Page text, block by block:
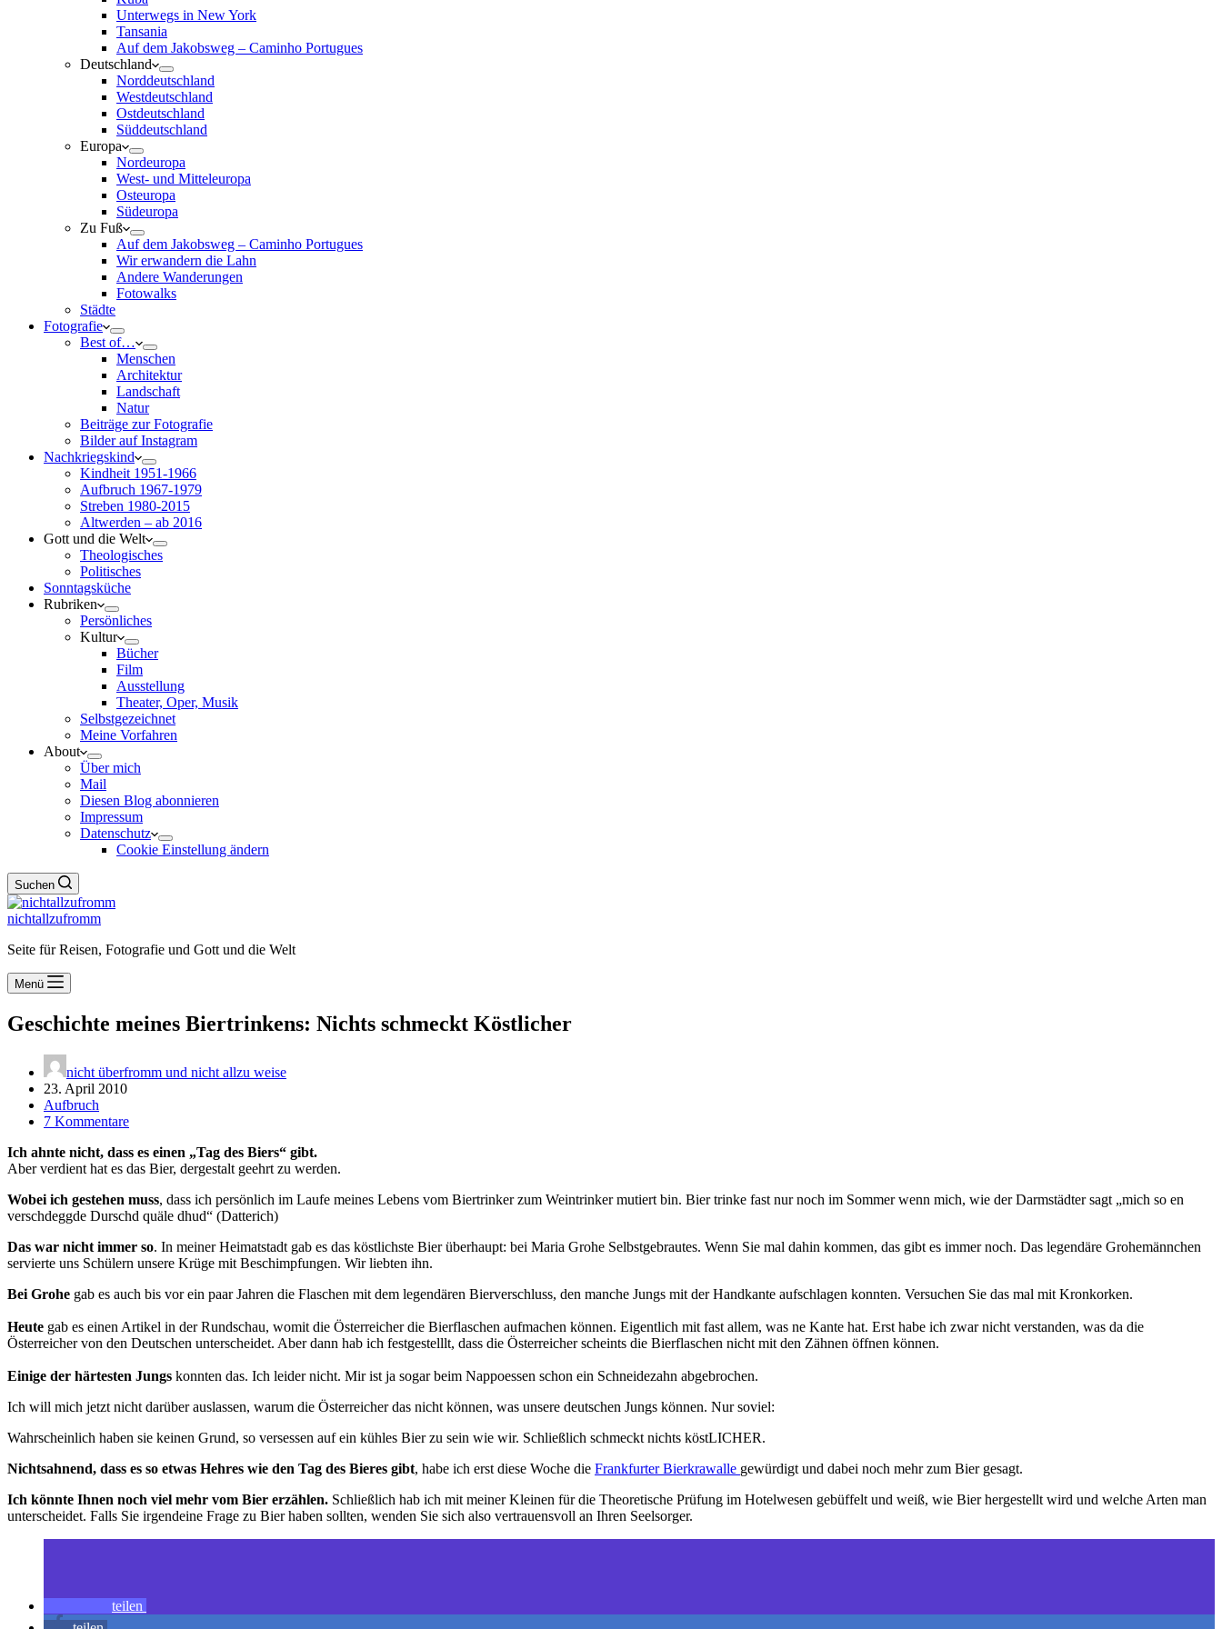
Unterwegs in New York
Tansania
Auf dem Jakobsweg – Caminho Portugues
Deutschland
Norddeutschland
Westdeutschland
Ostdeutschland
Süddeutschland
Europa
Nordeuropa
West- und Mitteleuropa
Osteuropa
Südeuropa
Zu Fuß
Auf dem Jakobsweg – Caminho Portugues
Wir erwandern die Lahn
Andere Wanderungen
Fotowalks
Städte
Fotografie
Best of…
Menschen
Architektur
Landschaft
Natur
Beiträge zur Fotografie
Bilder auf Instagram
Nachkriegskind
Kindheit 1951-1966
Aufbruch 1967-1979
Streben 1980-2015
Altwerden – ab 2016
Gott und die Welt
Theologisches
Politisches
Sonntagsküche
Rubriken
Persönliches
Kultur
Bücher
Film
Ausstellung
Theater, Oper, Musik
Selbstgezeichnet
Meine Vorfahren
About
Über mich
Mail
Diesen Blog abonnieren
Impressum
Datenschutz
Cookie Einstellung ändern
Suchen
nichtallzufromm
Seite für Reisen, Fotografie und Gott und die Welt
Menü
Geschichte meines Biertrinkens: Nichts schmeckt Köstlicher
nicht überfromm und nicht allzu weise
23. April 2010
Aufbruch
7 Kommentare
Ich ahnte nicht, dass es einen „Tag des Biers“ gibt.
Aber verdient hat es das Bier, dergestalt geehrt zu werden.
Wobei ich gestehen muss, dass ich persönlich im Laufe meines Lebens vom Biertrinker zum Weintrinker mutiert bin. Bier trinke fast nur noch im Sommer wenn mich, wie der Darmstädter sagt „mich so en
verschdeggde Durschd quäle dhud“ (Datterich)
Das war nicht immer so. In meiner Heimatstadt gab es das köstlichste Bier überhaupt: bei Maria Grohe Selbstgebrautes. Wenn Sie mal dahin kommen, das gibt es immer noch. Das legendäre Grohemännchen
servierte uns Schülern unsere Krüge mit Beschimpfungen. Wir liebten ihn.
Bei Grohe gab es auch bis vor ein paar Jahren die Flaschen mit dem legendären Bierverschluss, den manche Jungs mit der Handkante aufschlagen konnten. Versuchen Sie das mal mit Kronkorken.
Heute gab es einen Artikel in der Rundschau, womit die Österreicher die Bierflaschen aufmachen können. Eigentlich mit fast allem, was ne Kante hat. Erst habe ich zwar nicht verstanden, was da die
Österreicher von den Deutschen unterscheidet. Aber dann hab ich festgestelllt, dass die Österreicher scheints die Bierflaschen nicht mit den Zähnen öffnen können.
Einige der härtesten Jungs konnten das. Ich leider nicht. Mir ist ja sogar beim Nappoessen schon ein Schneidezahn abgebrochen.
Ich will mich jetzt nicht darüber auslassen, warum die Österreicher das nicht können, was unsere deutschen Jungs können. Nur soviel:
Wahrscheinlich haben sie keinen Grund, so versessen auf ein kühles Bier zu sein wie wir. Schließlich schmeckt nichts köstLICHER.
Nichtsahnend, dass es so etwas Hehres wie den Tag des Bieres gibt, habe ich erst diese Woche die Frankfurter Bierkrawalle gewürdigt und dabei noch mehr zum Bier gesagt.
Ich könnte Ihnen noch viel mehr vom Bier erzählen. Schließlich hab ich mit meiner Kleinen für die Theoretische Prüfung im Hotelwesen gebüffelt und weiß, wie Bier hergestellt wird und welche Arten man
unterscheidet. Falls Sie irgendeine Frage zu Bier haben sollten, wenden Sie sich also vertrauensvoll an Ihren Seelsorger.
teilen